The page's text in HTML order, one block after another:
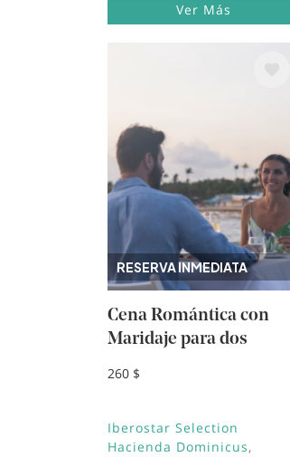
Ver Más
RESERVA INMEDIATA
Cena Romántica con
Maridaje para dos
260 $
Iberostar Selection
Hacienda Dominicus